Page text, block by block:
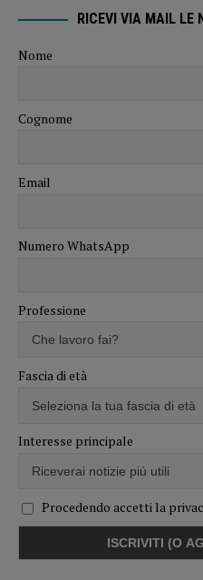
RICEVI VIA MAIL LE
Nome
Cognome
Email
Numero WhatsApp
Professione
Fascia di età
Interesse principale
Procedendo accetti la